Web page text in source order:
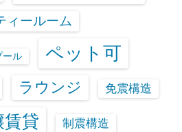
ィールーム
ール ペット可
ラウンジ 免震構造
賃貸 制震構造